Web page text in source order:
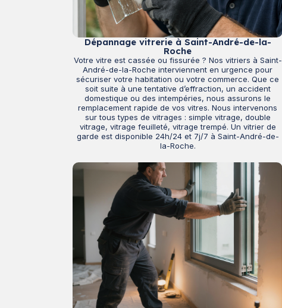
Dépannage vitrerie à Saint-André-de-la-
Roche
Votre vitre est cassée ou fissurée ? Nos vitriers à Saint-
André-de-la-Roche interviennent en urgence pour
sécuriser votre habitation ou votre commerce. Que ce
soit suite à une tentative d’effraction, un accident
domestique ou des intempéries, nous assurons le
remplacement rapide de vos vitres. Nous intervenons
sur tous types de vitrages : simple vitrage, double
vitrage, vitrage feuilleté, vitrage trempé. Un vitrier de
garde est disponible 24h/24 et 7j/7 à Saint-André-de-
la-Roche.